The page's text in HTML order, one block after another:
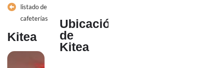
listado de
cafeterías
Kitea
Ubicación
de
Kitea